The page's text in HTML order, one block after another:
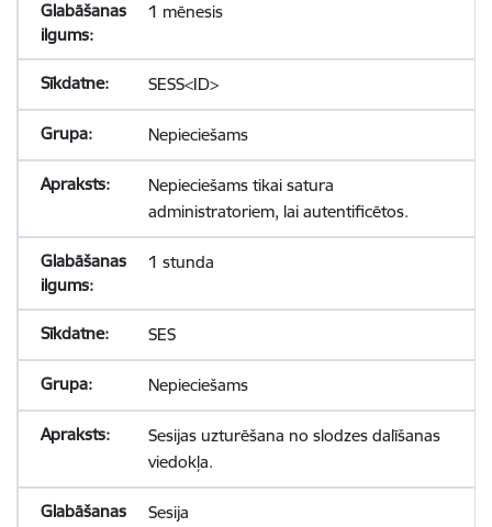
1 mēnesis
SESS<ID>
Nepieciešams
Nepieciešams tikai satura
administratoriem, lai autentificētos.
1 stunda
SES
Nepieciešams
Sesijas uzturēšana no slodzes dalīšanas
viedokļa.
Sesija